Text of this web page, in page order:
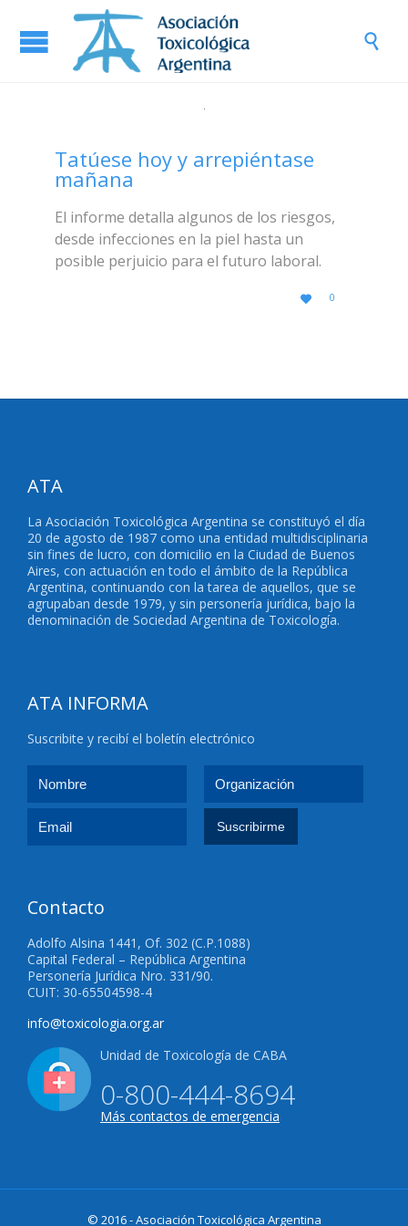

Tatúese hoy y arrepiéntase
mañana
El informe detalla algunos de los riesgos,
desde infecciones en la piel hasta un
posible perjuicio para el futuro laboral.

LOVE
IT
0
ATA
La Asociación Toxicológica Argentina se constituyó el día
20 de agosto de 1987 como una entidad multidisciplinaria
sin fines de lucro, con domicilio en la Ciudad de Buenos
Aires, con actuación en todo el ámbito de la República
Argentina, continuando con la tarea de aquellos, que se
agrupaban desde 1979, y sin personería jurídica, bajo la
denominación de Sociedad Argentina de Toxicología.
ATA INFORMA
Suscribite y recibí el boletín electrónico
Contacto
Adolfo Alsina 1441, Of. 302 (C.P.1088)
Capital Federal – República Argentina
Personería Jurídica Nro. 331/90.
CUIT: 30-65504598-4
info@toxicologia.org.ar
Unidad de Toxicología de CABA
0-800-444-8694
Más contactos de emergencia
© 2016 - Asociación Toxicológica Argentina